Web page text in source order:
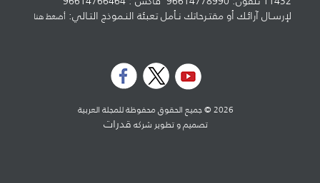
لإرسـال آرائـك أو مقتـرحاتك نـأمل تعبئة النـموذج التـالي:أضغط هنا
2026 © جميع الحقوق محفوظة للمجلة العربية
تصميم و تطوير شركهقدرات